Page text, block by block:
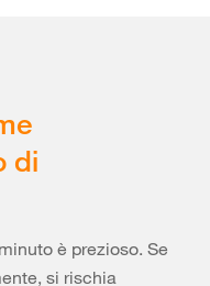
di
è prezioso. Se
si rischia